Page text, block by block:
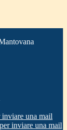
una mail
inviare una mail